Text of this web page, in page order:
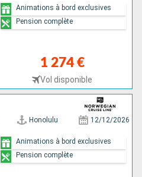
1 274 €
Vol disponible
Animations à bord exclusives
Pension complète
Honolulu 12/12/2026
Animations à bord exclusives
Pension complète